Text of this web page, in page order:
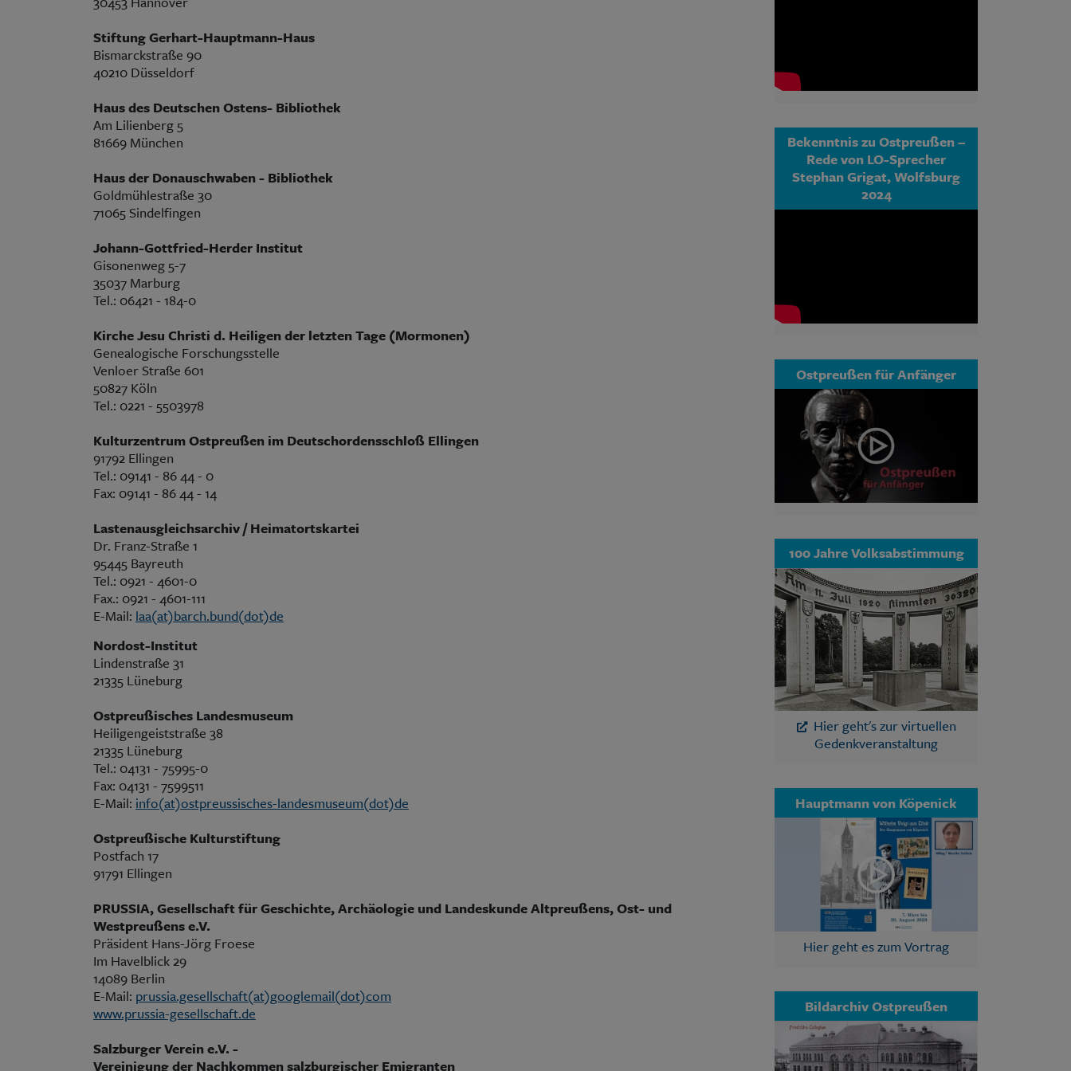
Stiftung Gerhart-Hauptmann-Haus
Bismarckstraße 90
40210 Düsseldorf
Haus des Deutschen Ostens- Bibliothek
Am Lilienberg 5
81669 München
Haus der Donauschwaben - Bibliothek
Goldmühlestraße 30
71065 Sindelfingen
Johann-Gottfried-Herder Institut
Gisonenweg 5-7
35037 Marburg
Tel.: 06421 - 184-0
Kirche Jesu Christi d. Heiligen der letzten Tage (Mormonen)
Genealogische Forschungsstelle
Venloer Straße 601
50827 Köln
Tel.: 0221 - 5503978
Kulturzentrum Ostpreußen im Deutschordensschloß Ellingen
91792 Ellingen
Tel.: 09141 - 86 44 - 0
Fax: 09141 - 86 44 - 14
Lastenausgleichsarchiv / Heimatortskartei
Dr. Franz-Straße 1
95445 Bayreuth
Tel.: 0921 - 4601-0
Fax.: 0921 - 4601-111
E-Mail: laa(at)barch.bund(dot)de
Nordost-Institut
Lindenstraße 31
21335 Lüneburg
Ostpreußisches Landesmuseum
Heiligengeiststraße 38
21335 Lüneburg
Tel.: 04131 - 75995-0
Fax: 04131 - 7599511
E-Mail: info(at)ostpreussisches-landesmuseum(dot)de
Ostpreußische Kulturstiftung
Postfach 17
91791 Ellingen
PRUSSIA, Gesellschaft für Geschichte, Archäologie und Landeskunde Altpreußens, Ost- und
Westpreußens e.V.
Präsident Hans-Jörg Froese
Im Havelblick 29
14089 Berlin
E-Mail: prussia.gesellschaft(at)googlemail(dot)com
www.prussia-gesellschaft.de
Salzburger Verein e.V. -
Vereinigung der Nachkommen salzburgischer Emigranten
Bekenntnis zu Ostpreußen –
Rede von LO-Sprecher
Stephan Grigat, Wolfsburg
2024
Ostpreußen für Anfänger
100 Jahre Volksabstimmung
Hier geht's zur virtuellen
Gedenkveranstaltung
Hauptmann von Köpenick
Hier geht es zum Vortrag
Bildarchiv Ostpreußen